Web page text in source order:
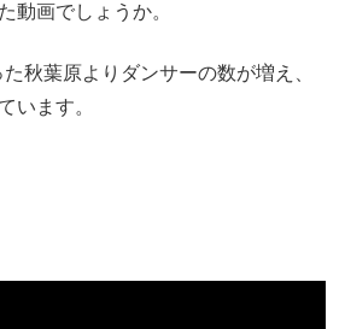
動画でしょうか。
秋葉原よりダンサーの数が増え、
います。